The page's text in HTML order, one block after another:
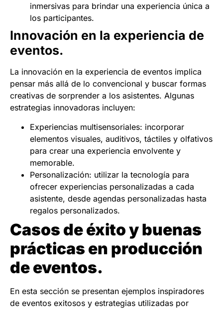
inmersivas para brindar una experiencia única a
los participantes.
Innovación en la experiencia de
eventos.
La innovación en la experiencia de eventos implica
pensar más allá de lo convencional y buscar formas
creativas de sorprender a los asistentes. Algunas
estrategias innovadoras incluyen:
Experiencias multisensoriales: incorporar
elementos visuales, auditivos, táctiles y olfativos
para crear una experiencia envolvente y
memorable.
Personalización: utilizar la tecnología para
ofrecer experiencias personalizadas a cada
asistente, desde agendas personalizadas hasta
regalos personalizados.
Casos de éxito y buenas
prácticas en producción
de eventos.
En esta sección se presentan ejemplos inspiradores
de eventos exitosos y estrategias utilizadas por